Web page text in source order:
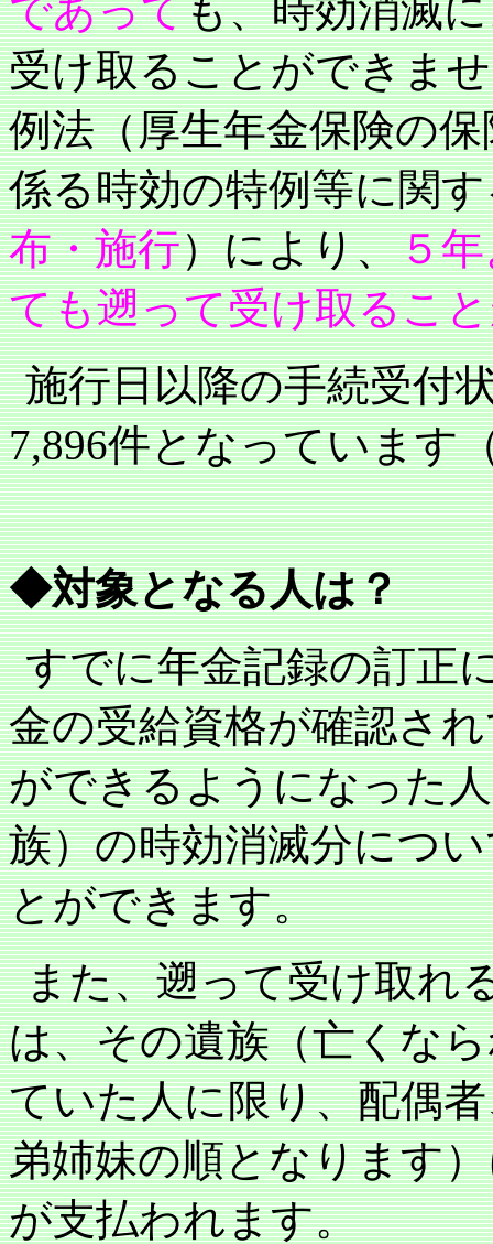
であっても、時効消滅
受け取ることができま
例法（厚生年金保険の
係る時効の特例等に関
布・施行）により、５
ても遡って受け取るこ
施行日以降の手続受付
7,896件となっています
◆対象となる人は？
すでに年金記録の訂正
金の受給資格が確認さ
ができるようになった
族）の時効消滅分につ
とができます。
また、遡って受け取れ
は、その遺族（亡くな
ていた人に限り、配偶
弟姉妹の順となります
が支払われます。